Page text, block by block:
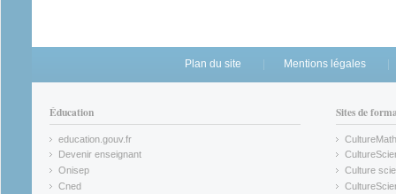
Plan du site Mentions légales
Éducation
education.gouv.fr
(link is external)
Devenir enseignant
(link is external)
Onisep
(link is external)
Cned
Sites de
CultureMath
(link is
(link is
Culture